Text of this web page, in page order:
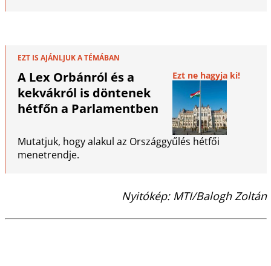
EZT IS AJÁNLJUK A TÉMÁBAN
A Lex Orbánról és a
kekvákról is döntenek
hétfőn a Parlamentben
Ezt ne hagyja ki!
Mutatjuk, hogy alakul az Országgyűlés hétfői
menetrendje.
Nyitókép: MTI/Balogh Zoltán